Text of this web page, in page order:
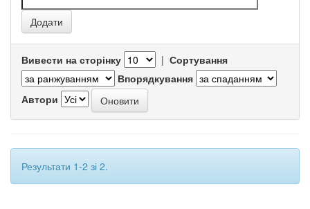
Вивести на сторінку | Сортування
Впорядкування
Автори
Результати 1-2 зі 2.